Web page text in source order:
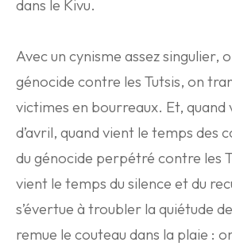
dans le Kivu.
Avec un cynisme assez singulier,
génocide contre les Tutsis, on
victimes en bourreaux. Et, quand
d’avril, quand vient le temps des
du génocide perpétré contre les
vient le temps du silence et du
s’évertue à troubler la quiétude
remue le couteau dans la plaie :